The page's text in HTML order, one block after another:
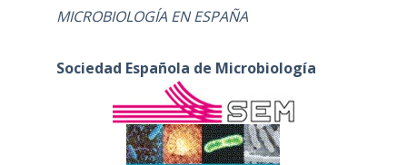
MICROBIOLOGÍA EN ESPAÑA
Sociedad Española de Microbiología